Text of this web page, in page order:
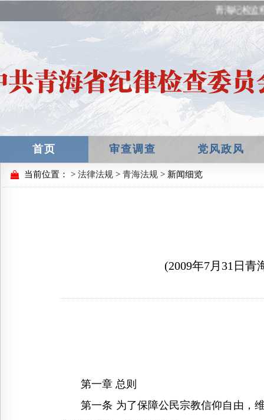
青海纪检监
首页 审查调查 党风政风
当前位置： > 法律法规 > 青海法规 > 新闻细览
(2009年7月31日
第一章 总则
第一条 为了保障公民宗教信仰自由，维